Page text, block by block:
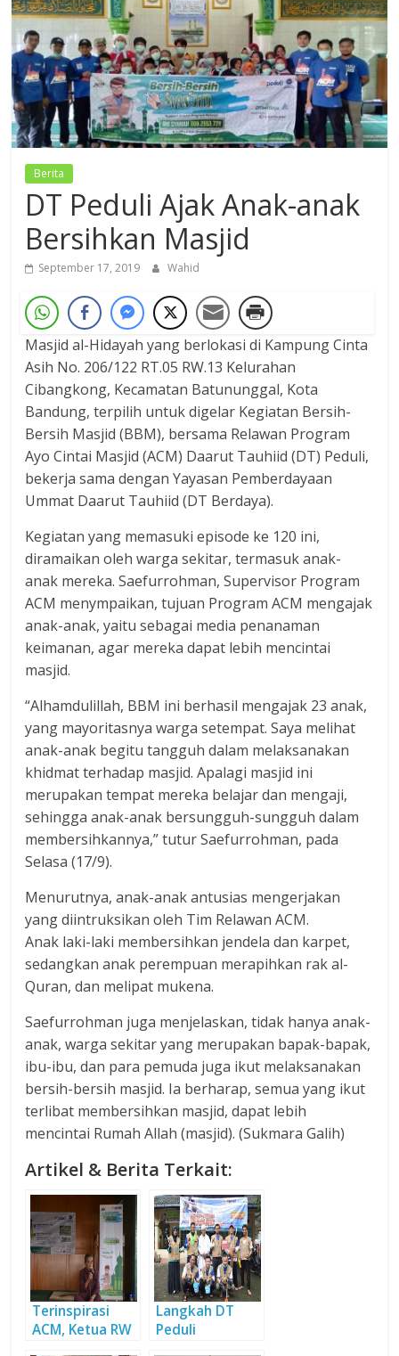
Dzikir,
Fikir,
Ikhtiar
Berita
DT Peduli Ajak Anak-anak
Bersihkan Masjid
September 17, 2019 Wahid
Masjid al-Hidayah yang berlokasi di Kampung Cinta
Asih No. 206/122 RT.05 RW.13 Kelurahan
Cibangkong, Kecamatan Batununggal, Kota
Bandung, terpilih untuk digelar Kegiatan Bersih-
Bersih Masjid (BBM), bersama Relawan Program
Ayo Cintai Masjid (ACM) Daarut Tauhiid (DT) Peduli,
bekerja sama dengan Yayasan Pemberdayaan
Ummat Daarut Tauhiid (DT Berdaya).
Kegiatan yang memasuki episode ke 120 ini,
diramaikan oleh warga sekitar, termasuk anak-
anak mereka. Saefurrohman, Supervisor Program
ACM menympaikan, tujuan Program ACM mengajak
anak-anak, yaitu sebagai media penanaman
keimanan, agar mereka dapat lebih mencintai
masjid.
“Alhamdulillah, BBM ini berhasil mengajak 23 anak,
yang mayoritasnya warga setempat. Saya melihat
anak-anak begitu tangguh dalam melaksanakan
khidmat terhadap masjid. Apalagi masjid ini
merupakan tempat mereka belajar dan mengaji,
sehingga anak-anak bersungguh-sungguh dalam
membersihkannya,” tutur Saefurrohman, pada
Selasa (17/9).
Menurutnya, anak-anak antusias mengerjakan
yang diintruksikan oleh Tim Relawan ACM.
Anak laki-laki membersihkan jendela dan karpet,
sedangkan anak perempuan merapihkan rak al-
Quran, dan melipat mukena.
Saefurrohman juga menjelaskan, tidak hanya anak-
anak, warga sekitar yang merupakan bapak-bapak,
ibu-ibu, dan para pemuda juga ikut melaksanakan
bersih-bersih masjid. Ia berharap, semua yang ikut
terlibat membersihkan masjid, dapat lebih
mencintai Rumah Allah (masjid). (Sukmara Galih)
Artikel & Berita Terkait:
Terinspirasi
ACM, Ketua RW
Langkah DT
Peduli